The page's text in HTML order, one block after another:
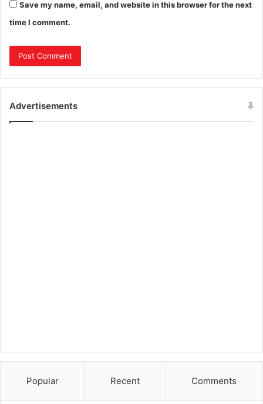
Save my name, email, and website in this browser for the next
time I comment.
Advertisements
Popular Recent Comments